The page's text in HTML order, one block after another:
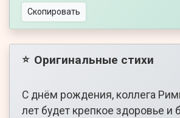
Скопировать
⭐ Оригинальные стихи
С днём рождения, коллега
лет будет крепкое здоровье и